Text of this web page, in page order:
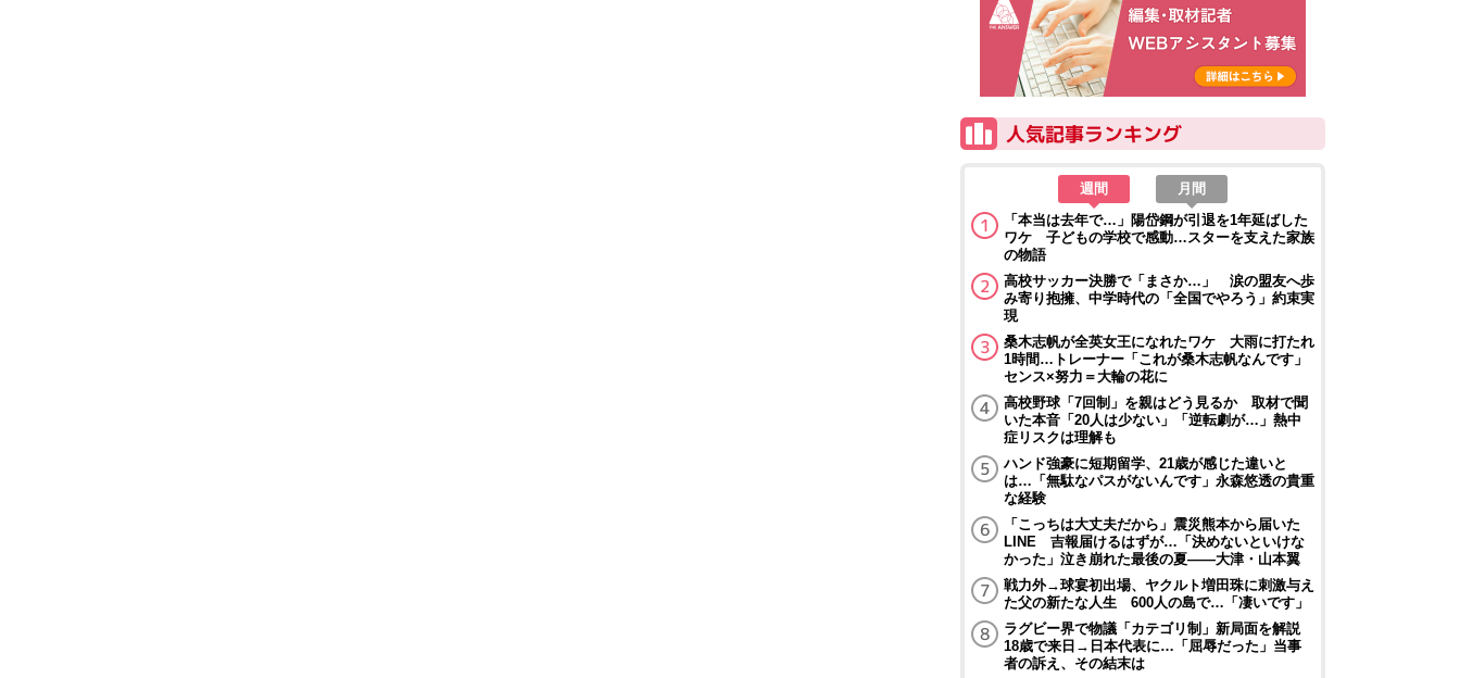
週間
月間
「本当は去年で…」陽岱鋼が引退を1年延ばした
ワケ 子どもの学校で感動…スターを支えた家族
の物語
高校サッカー決勝で「まさか…」 涙の盟友へ歩
み寄り抱擁、中学時代の「全国でやろう」約束実
現
桑木志帆が全英女王になれたワケ 大雨に打たれ
1時間…トレーナー「これが桑木志帆なんです」
センス×努力＝大輪の花に
高校野球「7回制」を親はどう見るか 取材で聞
いた本音「20人は少ない」「逆転劇が…」熱中
症リスクは理解も
ハンド強豪に短期留学、21歳が感じた違いと
は…「無駄なパスがないんです」永森悠透の貴重
な経験
「こっちは大丈夫だから」震災熊本から届いた
LINE 吉報届けるはずが…「決めないといけな
かった」泣き崩れた最後の夏――大津・山本翼
戦力外→球宴初出場、ヤクルト増田珠に刺激与え
た父の新たな人生 600人の島で…「凄いです」
ラグビー界で物議「カテゴリ制」新局面を解説
18歳で来日→日本代表に…「屈辱だった」当事
者の訴え、その結末は